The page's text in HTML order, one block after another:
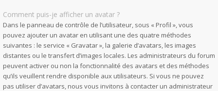
Comment puis-je afficher un avatar ?
Dans le panneau de contrôle de l’utilisateur, sous « Profil », vous
pouvez ajouter un avatar en utilisant une des quatre méthodes
suivantes : le service « Gravatar », la galerie d’avatars, les images
distantes ou le transfert d’images locales. Les administrateurs du forum
peuvent activer ou non la fonctionnalité des avatars et des méthodes
qu’ils veuillent rendre disponible aux utilisateurs. Si vous ne pouvez
pas utiliser d’avatars, nous vous invitons à contacter un administrateur